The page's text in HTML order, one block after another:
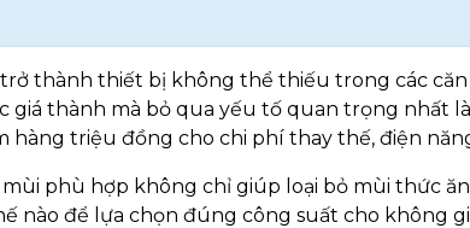
thành thiết bị không thể thiếu trong các
giá thành mà bỏ qua yếu tố quan trọng nhất
hàng triệu đồng cho chi phí thay thế, điện
phù hợp không chỉ giúp loại bỏ mùi thức
nào để lựa chọn đúng công suất cho không